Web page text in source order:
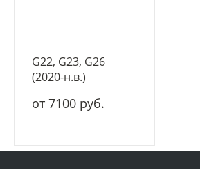
G22, G23, G26
(2020-н.в.)
от 7100 руб.